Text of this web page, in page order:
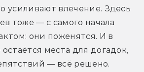
усиливают влечение. Здесь
тоже — с самого начала
они поженятся. И в
места для догадок,
— всё решено.